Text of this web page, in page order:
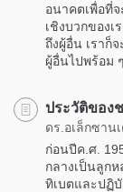
อนาคตเพื่อที่
เชิงบวกของเ
ถึงผู้อื่น เราก็
ผู้อื่นไปพร้อม
ประวัติของ
ดร.อเล็กซาน
ก่อนปีค.ศ.
กลางเป็นลูก
ทิเบตและปฏิ